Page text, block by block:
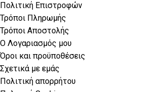
Πολιτική Επιστροφών
Τρόποι Πληρωμής
Τρόποι Αποστολής
Ο Λογαριασμός μου
Όροι και προϋποθέσεις
Σχετικά με εμάς
Πολιτική απορρήτου